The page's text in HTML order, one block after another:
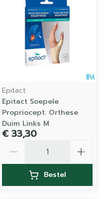
Epitact
Epitact Soepele
Propriocept. Orthese
Duim Links M
€ 33,30
Bestel